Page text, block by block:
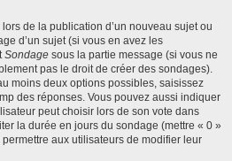
lors de la publication d’un nouveau sujet ou
d’un sujet (si vous en avez les
Sondage sous la partie message (si vous ne
pas le droit de créer des sondages).
moins deux options possibles, saisissez
des réponses. Vous pouvez aussi indiquer
peut choisir lors de son vote dans
la durée en jours du sondage (mettre « 0 »
aux utilisateurs de modifier leur